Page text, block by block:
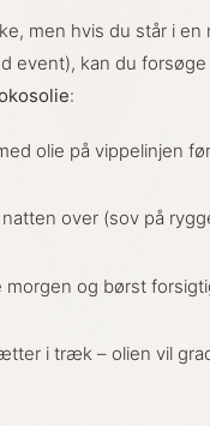
men hvis du står i en
event), kan du
:
olie på vippelinjen
natten over (sov på
og børst
i træk – olien vil